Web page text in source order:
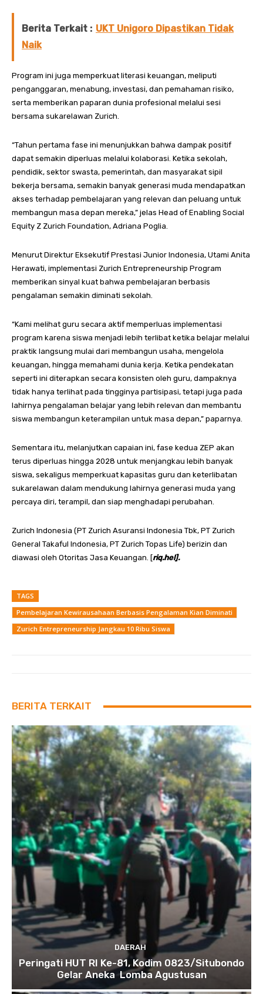
Berita Terkait : UKT Unigoro Dipastikan Tidak
Naik
Program ini juga memperkuat literasi keuangan, meliputi
penganggaran, menabung, investasi, dan pemahaman risiko,
serta memberikan paparan dunia profesional melalui sesi
bersama sukarelawan Zurich.
“Tahun pertama fase ini menunjukkan bahwa dampak positif
dapat semakin diperluas melalui kolaborasi. Ketika sekolah,
pendidik, sektor swasta, pemerintah, dan masyarakat sipil
bekerja bersama, semakin banyak generasi muda mendapatkan
akses terhadap pembelajaran yang relevan dan peluang untuk
membangun masa depan mereka,” jelas Head of Enabling Social
Equity Z Zurich Foundation, Adriana Poglia.
Menurut Direktur Eksekutif Prestasi Junior Indonesia, Utami Anita
Herawati, implementasi Zurich Entrepreneurship Program
memberikan sinyal kuat bahwa pembelajaran berbasis
pengalaman semakin diminati sekolah.
“Kami melihat guru secara aktif memperluas implementasi
program karena siswa menjadi lebih terlibat ketika belajar melalui
praktik langsung mulai dari membangun usaha, mengelola
keuangan, hingga memahami dunia kerja. Ketika pendekatan
seperti ini diterapkan secara konsisten oleh guru, dampaknya
tidak hanya terlihat pada tingginya partisipasi, tetapi juga pada
lahirnya pengalaman belajar yang lebih relevan dan membantu
siswa membangun keterampilan untuk masa depan,” paparnya.
Sementara itu, melanjutkan capaian ini, fase kedua ZEP akan
terus diperluas hingga 2028 untuk menjangkau lebih banyak
siswa, sekaligus memperkuat kapasitas guru dan keterlibatan
sukarelawan dalam mendukung lahirnya generasi muda yang
percaya diri, terampil, dan siap menghadapi perubahan.
Zurich Indonesia (PT Zurich Asuransi Indonesia Tbk, PT Zurich
General Takaful Indonesia, PT Zurich Topas Life) berizin dan
diawasi oleh Otoritas Jasa Keuangan. [riq.hel].
TAGS
Pembelajaran Kewirausahaan Berbasis Pengalaman Kian Diminati
Zurich Entrepreneurship Jangkau 10 Ribu Siswa
BERITA TERKAIT
DAERAH
Peringati HUT RI Ke-81, Kodim 0823/Situbondo
Gelar Aneka Lomba Agustusan